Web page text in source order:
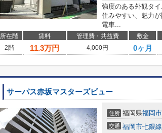
強度のある外観タ
住みやすい、魅力
電車...
所在階 賃料 管理費・共益費 敷金
2階
11.3万円 4,000円 0ヶ月
サーパス赤坂マスターズビュー
住所 福岡県福岡
交通 福岡市七隈線